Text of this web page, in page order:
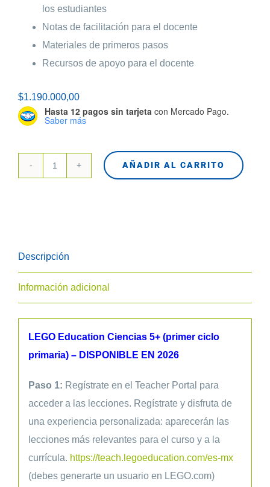
los estudiantes
Notas de facilitación para el docente
Materiales de primeros pasos
Recursos de apoyo para el docente
$1.190.000,00
Hasta 12 pagos sin tarjeta con Mercado Pago.
Saber más
AÑADIR AL CARRITO
Descripción
Información adicional
LEGO Education Ciencias 5+ (primer ciclo
primaria) – DISPONIBLE EN 2026
Paso 1: Regístrate en el Teacher Portal para
acceder a las lecciones. Regístrate y disfruta de
una experiencia personalizada: aparecerán las
lecciones más relevantes para el curso y a la
currícula. https://teach.legoeducation.com/es-mx
(debes generarte un usuario en LEGO.com)